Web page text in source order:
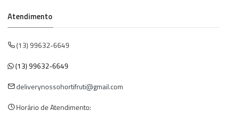
Atendimento
(13) 99632-6649
(13) 99632-6649
deliverynossohortifruti@gmail.com
Horário de Atendimento: